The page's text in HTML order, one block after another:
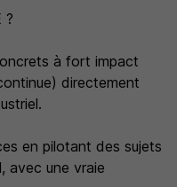
?
à fort impact
directement
en pilotant des sujets
avec une vraie